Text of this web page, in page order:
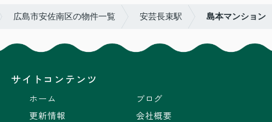
広島市安佐南区の物件一覧 安芸長束駅 島本マンション
サイトコンテンツ
ホーム
更新情報
ブログ
会社概要